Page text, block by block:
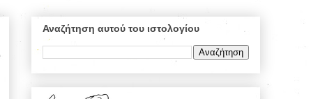
Αναζήτηση αυτού του ιστολογίου